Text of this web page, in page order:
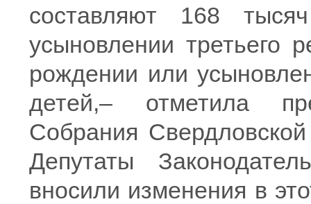
составляют 168
усыновлении третьего
рождении или
детей,– отметила
Собрания
Депутаты
вносили изменения в